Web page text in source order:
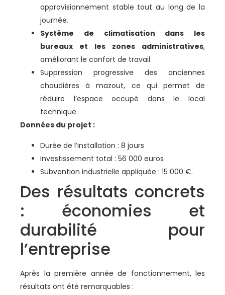
approvisionnement stable tout au long de la
journée.
Système de climatisation dans les
bureaux et les zones administratives,
améliorant le confort de travail.
Suppression progressive des anciennes
chaudières à mazout, ce qui permet de
réduire l’espace occupé dans le local
technique.
Données du projet :
Durée de l’installation : 8 jours
Investissement total : 56 000 euros
Subvention industrielle appliquée : 15 000 €.
Des résultats concrets
: économies et
durabilité pour
l’entreprise
Après la première année de fonctionnement, les
résultats ont été remarquables :